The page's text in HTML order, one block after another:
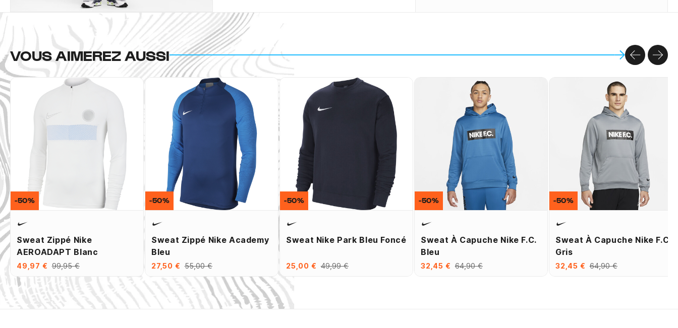
VOUS AIMEREZ AUSSI
Sweat Zippé Nike
AEROADAPT Blanc
49,97 € 99,95 €
-50%
Sweat Zippé Nike Academy
Bleu
27,50 € 55,00 €
-50%
Sweat Nike Park Bleu Foncé
25,00 € 49,99 €
-50%
Sweat À Capuche Nike F.C.
Bleu
32,45 € 64,90 €
-50%
Sweat À Capuche Nike F.C.
Gris
32,45 € 64,90 €
-50%